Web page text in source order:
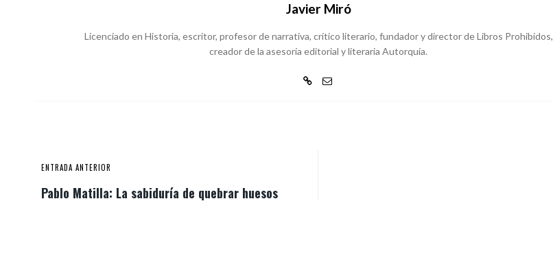
Javier Miró
Licenciado en Historia, escritor, profesor de narrativa, crítico literario, fundador y director de Libros Prohibidos,
creador de la asesoría editorial y literaria Autorquía.
ENTRADA ANTERIOR
Pablo Matilla: La sabiduría de quebrar huesos